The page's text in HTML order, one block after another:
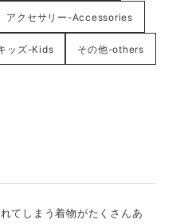
アクセサリー-Accessories
ッズ-Kids その他-others
てしまう着物がたくさんあ